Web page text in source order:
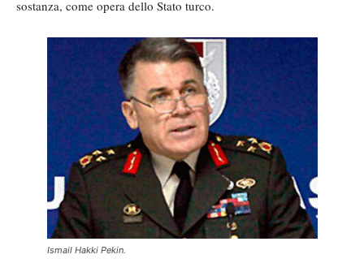
sostanza, come opera dello Stato turco.
Ismail Hakki Pekin.